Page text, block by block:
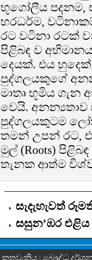
භූගෝලීය පදනම,
හරධර්ම,
රට වටිනා රටක්
පිළිබඳ ව
දෙයක්. එය
පුද්ගලයකුගේ
මාතෘ භූමිය ගැන
වෙයි. අනන්‍යතාව
පුද්ගලයකුටම
තමන් උපන් රට,
මුල් (Roots)
තැනක ආත්ම
සැදැහැවත්
සසුන’ඹර
කතුවැකිය| බෞද්ධ